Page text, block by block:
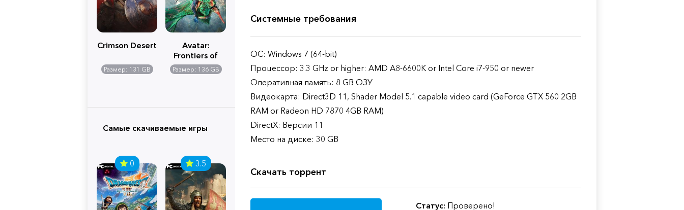
Crimson Desert
Размер: 131 GB
Avatar:
Frontiers of
Pandora
Размер: 136 GB
Самые скачиваемые игры
0 3.5
Системные требования
ОС: Windows 7 (64-bit)
Процессор: 3.3 GHz or higher: AMD A8-6600K or Intel Core i7-950 or newer
Оперативная память: 8 GB ОЗУ
Видеокарта: Direct3D 11, Shader Model 5.1 capable video card (GeForce GTX 560 2GB
RAM or Radeon HD 7870 4GB RAM)
DirectX: Версии 11
Место на диске: 30 GB
Скачать торрент
Статус: Проверено!